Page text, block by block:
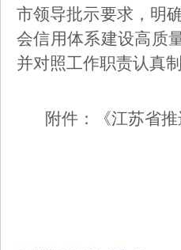
市领导批示要求，明
会信用体系建设高质
并对照工作职责认真
附件：《江苏省